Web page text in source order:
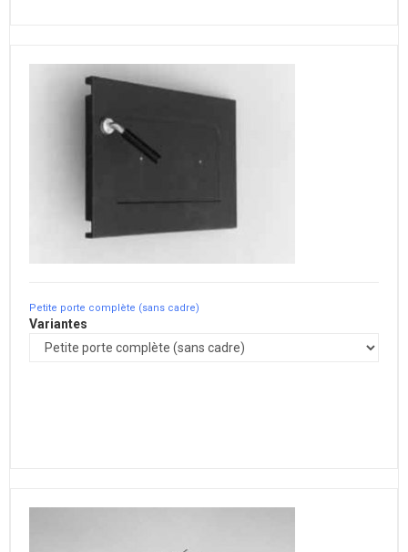
Petite porte complète (sans cadre)
Variantes